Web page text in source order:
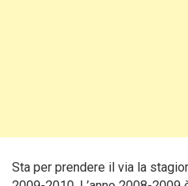
Sta per prendere il via la